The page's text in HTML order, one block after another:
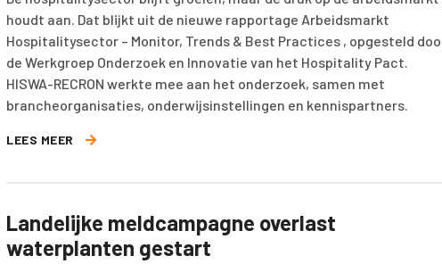
houdt aan. Dat blijkt uit de nieuwe rapportage Arbeidsmarkt
Hospitalitysector – Monitor, Trends & Best Practices , opgesteld
de Werkgroep Onderzoek en Innovatie van het Hospitality Pact.
HISWA-RECRON werkte mee aan het onderzoek, samen met
brancheorganisaties, onderwijsinstellingen en kennispartners.
LEES MEER
Landelijke meldcampagne overlast
waterplanten gestart